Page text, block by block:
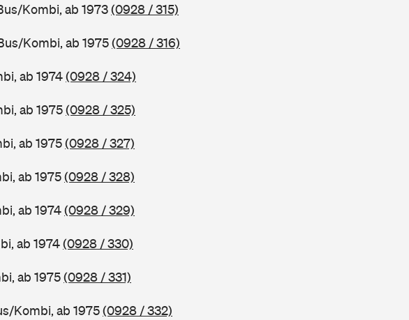
Kombi, ab 1973(0928 / 315)
Kombi, ab 1975(0928 / 316)
ab 1974(0928 / 324)
ab 1975(0928 / 325)
ab 1975(0928 / 327)
ab 1975(0928 / 328)
ab 1974(0928 / 329)
ab 1974(0928 / 330)
ab 1975(0928 / 331)
Kombi, ab 1975(0928 / 332)